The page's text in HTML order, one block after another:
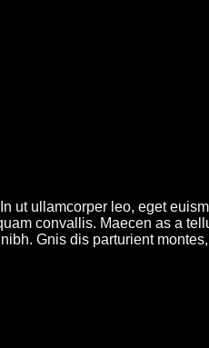
ut ullamcorper leo, eget
convallis. Maecen as a
Gnis dis parturient